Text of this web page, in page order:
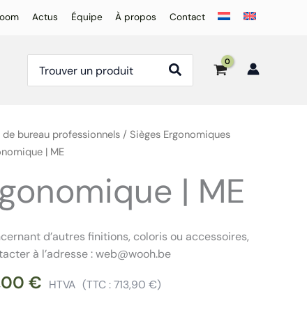
Actus Équipe À propos Contact
bureau professionnels /Sièges Ergonomiques
| ME
| ME
d’autres finitions, coloris ou accessoires,
à l’adresse : web@wooh.be
€ HTVA (TTC :713,90€)